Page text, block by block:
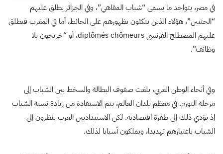
في مصر، يتواجد ما يسمى “شباب المقاهي”، وفي الجزائر يطلق عليهم
“الحثيين”، هؤلاء الذين يتكئون بظهورهم على الحائط، أما في المغرب فيطلق
عليهم المصطلح الفرنسي diplômés chômeurs، أو “خريجون بلا
وظائف”.
وفي أنحاء الوطن العربي، بلغت صفوف البطالة والسخط بين الشباب إلى
مرحلة التورم. في معظم بلدان العالم، يتم الاستفادة من زيادة نسبة الشباب
إذ يؤدي ذلك إلى طفرة اقتصادية. لكن الاستبداديين العرب ينظرون إلى
الشباب باعتبارهم تهديدا، ويملكون أسبابا لذلك.